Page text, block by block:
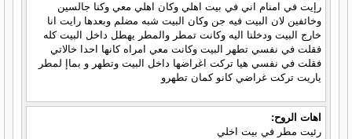
رإيت في امنام اني في بيت اهلي وكان اهلي معي وكنا جالسين
وخائفين لان البيت فيه جن وكان البيت شبه مضلم وبعدها رايت انا
خارج البيت ودخلنا اليه وكانت تمطر والمطر يهطل داخل البيت كله
فقلت في نفسي تطهر البيت وكانت معي امراه كانها احدا خالاتي
فقلت في نفسي هيا تركت اغراضها داخل البيت وتطهر و بماإ لمطر
ياريت تركت غراضي كانو كمان تطهرو
اهات الروح:
رئيت مطر في بيت اخلي